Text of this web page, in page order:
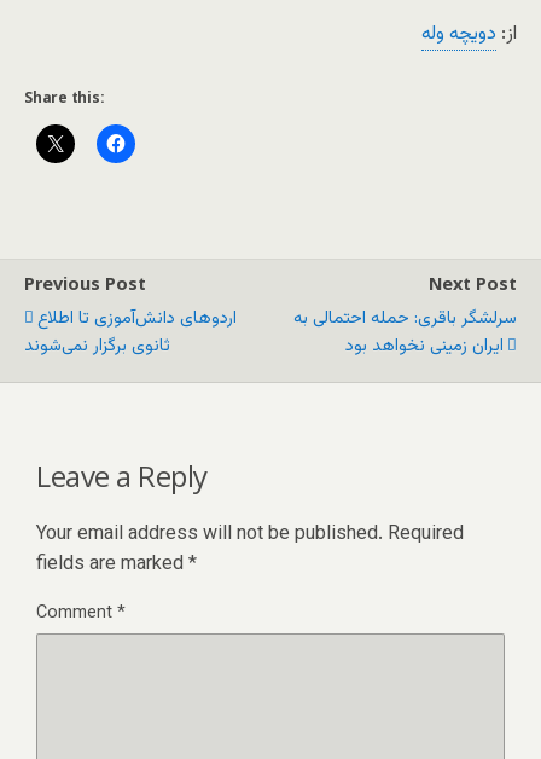
از: دویچه وله
Share this:
Previous Post
اردوهای دانش‌آموزی تا اطلاع
ثانوی برگزار نمی‌شوند
Next Post
سرلشگر باقری: حمله احتمالی به
ایران زمینی نخواهد بود
Leave a Reply
Your email address will not be published. Required
fields are marked *
Comment*